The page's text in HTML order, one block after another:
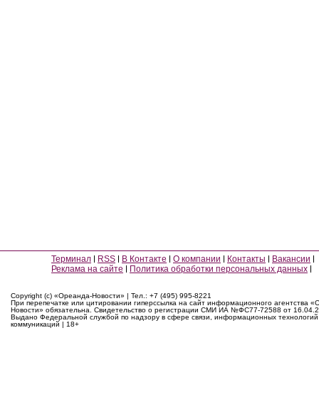
Терминал RSS В Контакте О компании Контакты
Вакансии
Реклама на сайте
Политика обработки персональных данных
Copyright (c) «Ореанда-Новости» | Тел.: +7 (495) 995-8221
При перепечатке или цитировании гиперссылка на сайт информационного агентства
Новости» обязательна. Свидетельство о регистрации СМИ ИА №ФС77-72588 от
Выдано Федеральной службой по надзору в сфере связи, информационных
коммуникаций | 18+